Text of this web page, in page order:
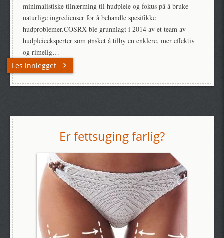
minimalistiske tilnærming til hudpleie og fokus på å bruke
naturlige ingredienser for å behandle spesifikke
hudproblemer.COSRX ble grunnlagt i 2014 av et team av
hudpleieeksperter som ønsket å tilby en enklere, mer effektiv
og rimelig…
Les innlegget
Er fettsuging farlig?